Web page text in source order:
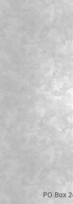
PO Box